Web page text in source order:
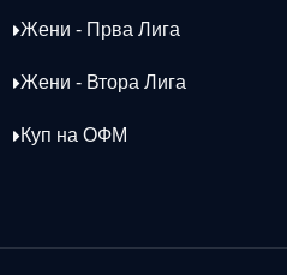
Жени - Прва Лига
Жени - Втора Лига
Куп на ОФМ